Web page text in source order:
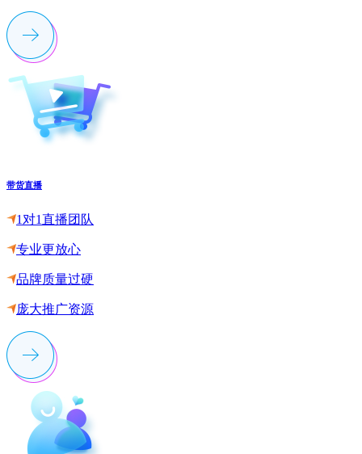
带货直播
1对1直播团队
专业更放心
品牌质量过硬
庞大推广资源